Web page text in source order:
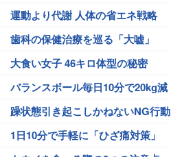
運動より代謝 人体の省エネ戦略
歯科の保健治療を巡る「大嘘」
大食い女子 46キロ体型の秘密
バランスボール毎日10分で20kg減
躁状態引き起こしかねないNG行動
1日10分で手軽に「ひざ痛対策」